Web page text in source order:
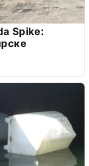
Spike: